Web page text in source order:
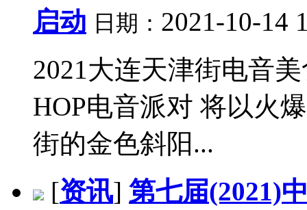
启动 日期： 2021-10-14
2021大连天津街电音
HOP电音派对 将以火
街的金色斜阳...
[资讯] 第七届(2021)